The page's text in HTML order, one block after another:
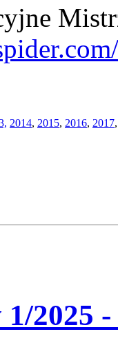
2014, 2015, 2016, 2017
2025